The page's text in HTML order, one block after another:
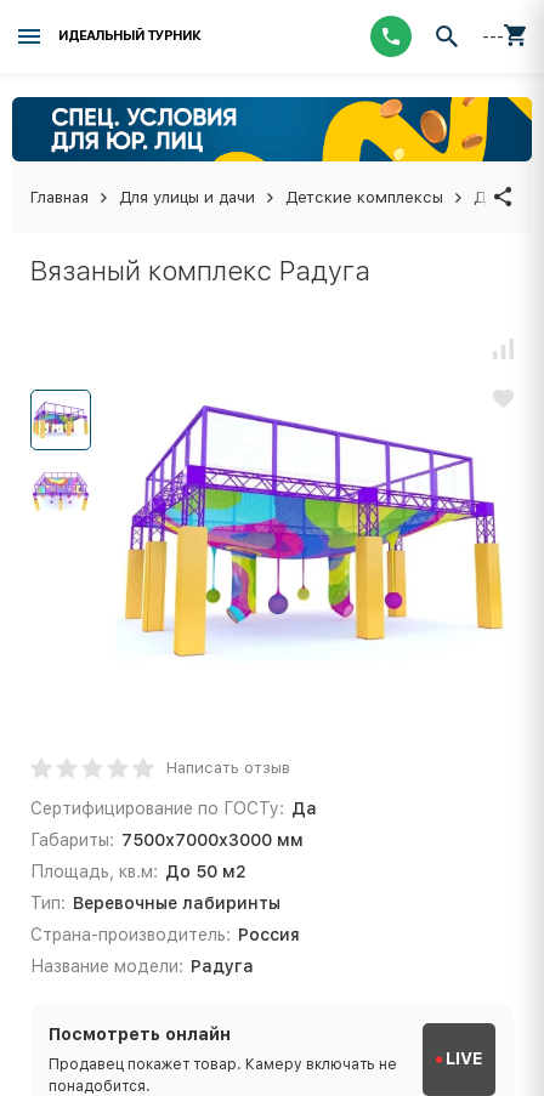
ИДЕАЛЬНЫЙ ТУРНИК ---
Главная Для улицы и дачи Детские комплексы
Вязаный комплекс Радуга
Написать отзыв
Сертифицирование по ГОСТу: Да
Габариты: 7500х7000х3000 мм
Площадь, кв.м: До 50 м2
Тип: Веревочные лабиринты
Страна-производитель: Россия
Название модели: Радуга
Посмотреть онлайн
Продавец покажет товар. Камеру включать не
понадобится.
LIVE